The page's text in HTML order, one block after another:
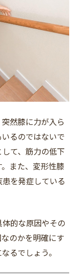
然膝に力が入ら
るのではないで
て、筋力の低下
また、変形性膝
を発症している
的な原因やその
のかを明確にす
るでしょう。